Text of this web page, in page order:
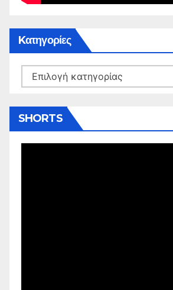
Kατηγορίες
Kατηγορίες
SHORTS